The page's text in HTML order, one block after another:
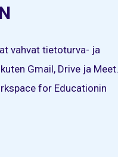
vahvat tietoturva- ja
Gmail, Drive ja Meet.
for Educationin